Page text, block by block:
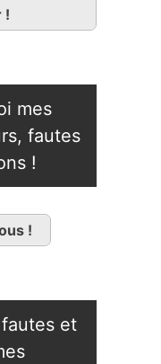
!
mes
fautes
!
!
et